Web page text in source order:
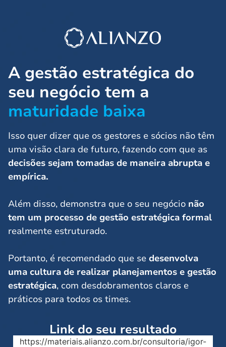
A gestão estratégica do
seu negócio tem a
maturidade baixa
Isso quer dizer que os gestores e sócios não têm
uma visão clara de futuro, fazendo com que as
decisões sejam tomadas de maneira abrupta e
empírica.
Além disso, demonstra que o seu negócio não
tem um processo de gestão estratégica formal
realmente estruturado.
Portanto, é recomendado que se desenvolva
uma cultura de realizar planejamentos e gestão
estratégica, com desdobramentos claros e
práticos para todos os times.
Link do seu resultado
https://materiais.alianzo.com.br/consultoria/igor-